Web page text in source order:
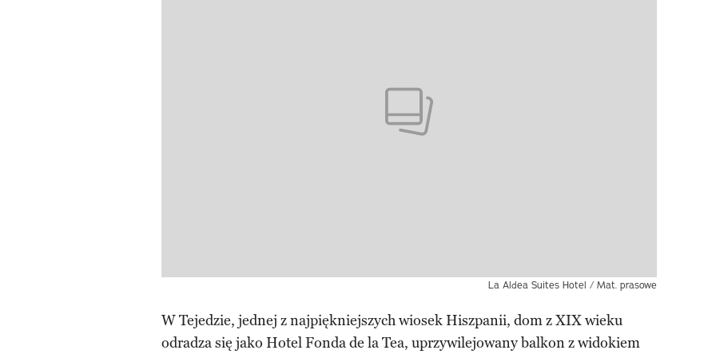
La Aldea Suites Hotel / Mat. prasowe
W Tejedzie, jednej z najpiękniejszych wiosek Hiszpanii, dom z XIX wieku
odradza się jako Hotel Fonda de la Tea, uprzywilejowany balkon z widokiem